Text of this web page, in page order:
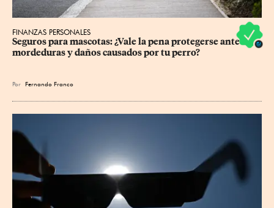
FINANZAS PERSONALES
Seguros para mascotas: ¿Vale la pena protegerse ante
mordeduras y daños causados por tu perro?
Por Fernando Franco